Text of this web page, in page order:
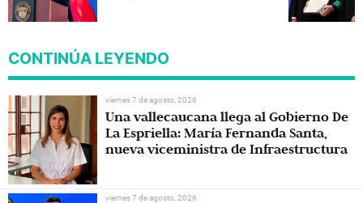
CONTINÚA LEYENDO
viernes 7 de agosto, 2026
Una vallecaucana llega al Gobierno De
La Espriella: María Fernanda Santa,
nueva viceministra de Infraestructura
viernes 7 de agosto, 2026